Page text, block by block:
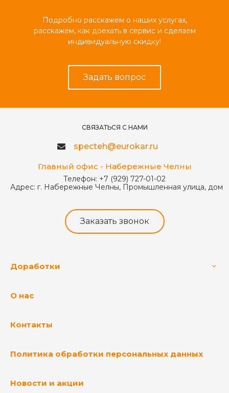
Подробно расскажем о наших услугах,
расскажем, как доехать в сервис и сделаем
индивидуальную скидку!
Задать вопрос
СВЯЗАТЬСЯ С НАМИ
specteh@eurokar.ru
Главный офис - Набережные Челны
Телефон: +7 (929) 727-01-02
Адрес: г. Набережные Челны, Промышленная улица, дом
Заказать звонок
Доработки
О нас
Контакты
Политика обработки персональных данных
Новости и акции